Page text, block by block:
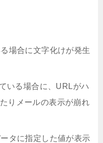
場合に文字化けが発生
いる場合に、URLがハ
りメールの表示が崩れ
タに指定した値が表示